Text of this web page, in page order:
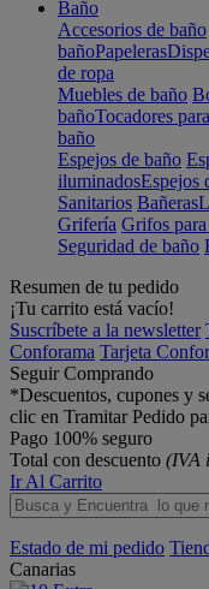
Baño
Accesorios de baño
bañoPapeleras
de ropa
Muebles de baño
bañoTocadores
baño
Espejos de baño
iluminadosEspejos
Sanitarios Bañeras
Grifería Grifos
Seguridad de baño
Resumen de tu pedido
¡Tu carrito está vacío!
Suscríbete a la newsletter
Conforama Tarjeta
Seguir Comprando
*Descuentos, cupones y
clic en Tramitar Pedido
Pago 100% seguro
Total con descuento (IVA
Ir Al Carrito
Estado de mi pedido
Canarias